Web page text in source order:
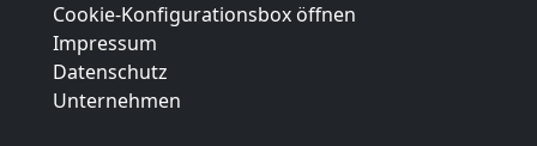
Cookie-Konfigurationsbox öffnen
Impressum
Datenschutz
Unternehmen